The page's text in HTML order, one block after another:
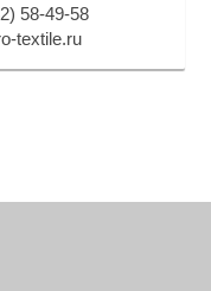
58-49-58
textile.ru